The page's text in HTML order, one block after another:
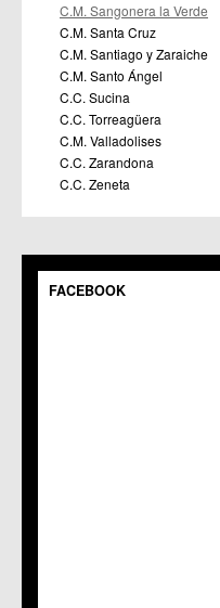
C.M. Sangonera la Verde
C.M. Santa Cruz
C.M. Santiago y Zaraiche
C.M. Santo Ángel
C.C. Sucina
C.C. Torreagüera
C.M. Valladolises
C.C. Zarandona
C.C. Zeneta
FACEBOOK